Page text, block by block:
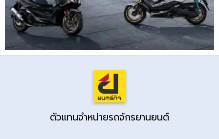
ตัวแทนจำหน่ายรถจักรยานยนต์